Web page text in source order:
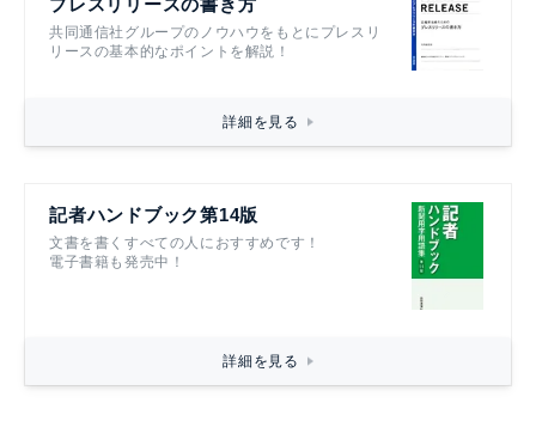
共同通信社グループのノウハウをもとにプレスリ
リースの基本的なポイントを解説！
詳細を見る
記者ハンドブック第14版
文書を書くすべての人におすすめです！
電子書籍も発売中！
詳細を見る